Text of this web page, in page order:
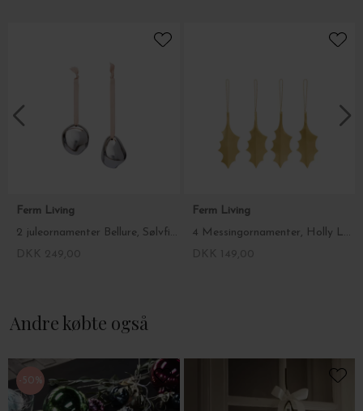
Ferm Living
2 juleornamenter Bellure, Sølvfinish
Ferm Living
4 Messingornamenter, Holly Leaf
Andre købte også
-50%